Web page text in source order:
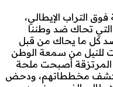
التراب الإيطالي،
التي تحاك ضد وطننا
كل ما يحاك من قبل
للنيل من سمعة الوطن
المرتزقة أصبحت ملحة
وكشف مخططاتهم، ودحض